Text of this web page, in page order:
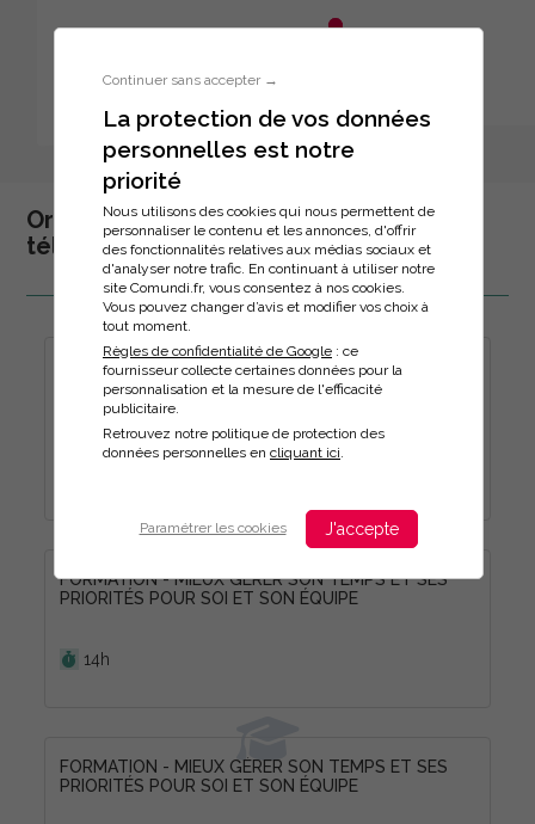
Continuer sans accepter →
La protection de vos données
personnelles est notre
priorité
Nous utilisons des cookies qui nous permettent de
personnaliser le contenu et les annonces, d'offrir
des fonctionnalités relatives aux médias sociaux et
d'analyser notre trafic. En continuant à utiliser notre
site Comundi.fr, vous consentez à nos cookies.
Vous pouvez changer d’avis et modifier vos choix à
tout moment.
Règles de confidentialité de Google : ce
fournisseur collecte certaines données pour la
personnalisation et la mesure de l'efficacité
publicitaire.
Retrouvez notre politique de protection des
données personnelles en cliquant ici
Paramétrer les cookies J'accepte
Inscription à la formation
Organisation, gestion du temps,
télétravail
180 MINUTES POUR OPTIMISER SON TEMPS ET
SES PRIORITÉS
À distance
Durée :
FORMATION - MIEUX GÉRER SON TEMPS ET SES
PRIORITÉS POUR SOI ET SON ÉQUIPE
14h
FORMATION - MIEUX GÉRER SON TEMPS ET SES
PRIORITÉS POUR SOI ET SON ÉQUIPE